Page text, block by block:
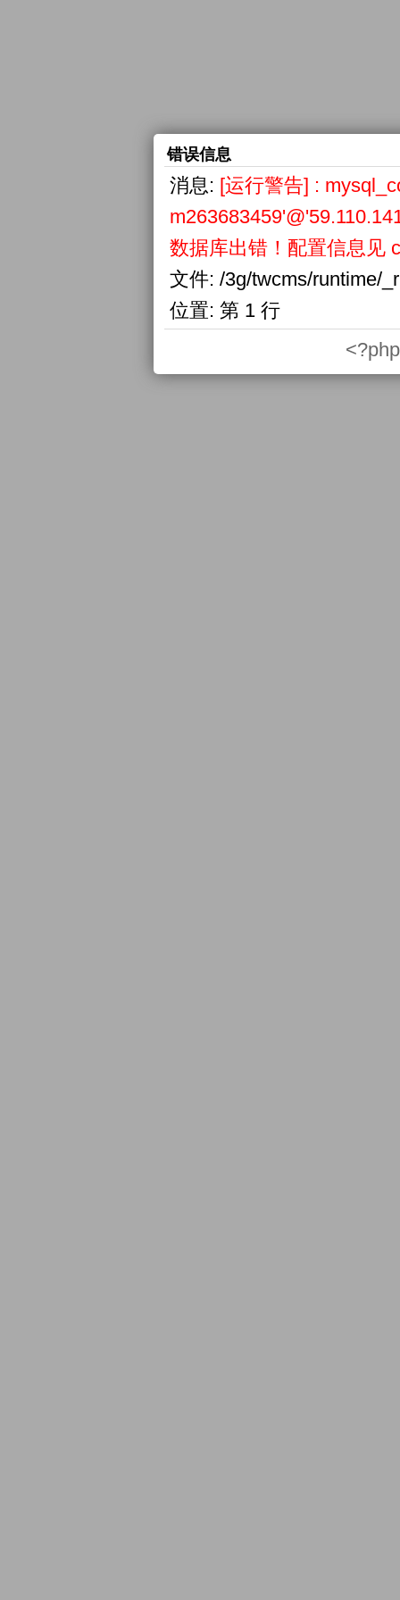
错误信息
消息: [运行警告] :
数据库出错！配置信息见
文件: /3g/twcms/runtime/
位置: 第 1 行